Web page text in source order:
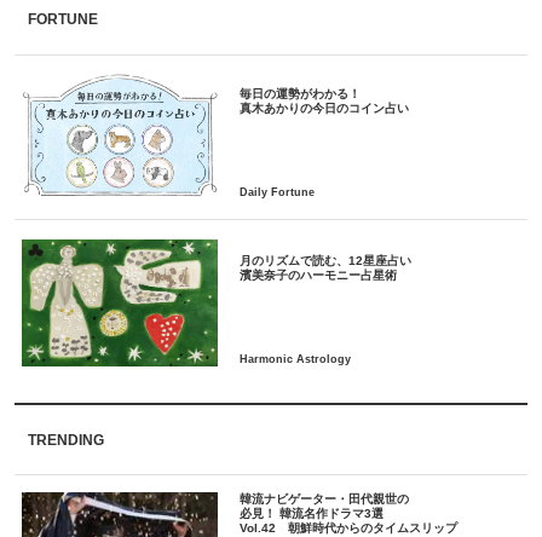
FORTUNE
毎日の運勢がわかる！
月のリズムで読む、12星座占い
TRENDING
韓流ナビゲーター・田代親世の
必見！ 韓流名作ドラマ3選
Vol.42 朝鮮時代からのタイムスリップ